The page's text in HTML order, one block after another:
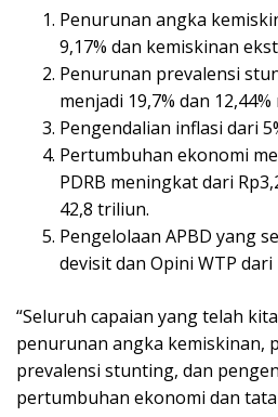
Penurunan angka
9,17% dan kemiskinan
Penurunan prevalensi
menjadi 19,7% dan 12,44%
Pengendalian inflasi dari
Pertumbuhan ekonomi
PDRB meningkat dari
42,8 triliun.
Pengelolaan APBD yang
devisit dan Opini WTP
“Seluruh capaian yang telah
penurunan angka kemiskinan,
prevalensi stunting, dan
pertumbuhan ekonomi dan